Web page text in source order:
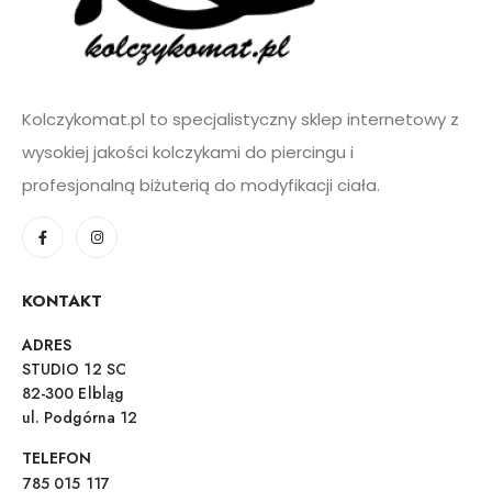
Kolczykomat.pl to specjalistyczny sklep internetowy z
wysokiej jakości kolczykami do piercingu i
profesjonalną biżuterią do modyfikacji ciała.
KONTAKT
ADRES
STUDIO 12 SC
82-300 Elbląg
ul. Podgórna 12
TELEFON
785 015 117